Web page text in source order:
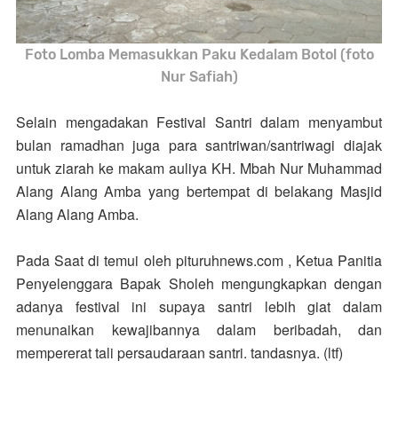
Foto Lomba Memasukkan Paku Kedalam Botol (foto
Nur Safiah)
Selain mengadakan Festival Santri dalam menyambut
bulan ramadhan juga para santriwan/santriwagi diajak
untuk ziarah ke makam auliya KH. Mbah Nur Muhammad
Alang Alang Amba yang bertempat di belakang Masjid
Alang Alang Amba.
Pada Saat di temui oleh pituruhnews.com , Ketua Panitia
Penyelenggara Bapak Sholeh mengungkapkan dengan
adanya festival ini supaya santri lebih giat dalam
menunaikan kewajibannya dalam beribadah, dan
mempererat tali persaudaraan santri. tandasnya. (ltf)